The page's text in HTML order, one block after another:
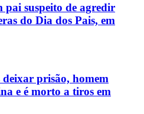
pai suspeito de agredir
do Dia dos Pais, em
deixar prisão, homem
e é morto a tiros em